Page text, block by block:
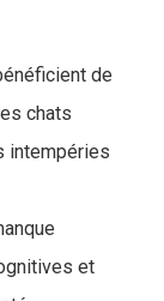
de
chats
intempéries
et